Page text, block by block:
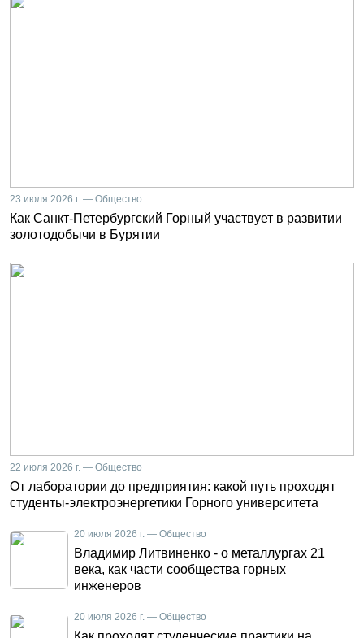
23 июля 2026 г. — Общество
Как Санкт-Петербургский Горный участвует в развитии
золотодобычи в Бурятии
22 июля 2026 г. — Общество
От лаборатории до предприятия: какой путь проходят
студенты-электроэнергетики Горного университета
20 июля 2026 г. — Общество
Владимир Литвиненко - о металлургах 21
века, как части сообщества горных
инженеров
20 июля 2026 г. — Общество